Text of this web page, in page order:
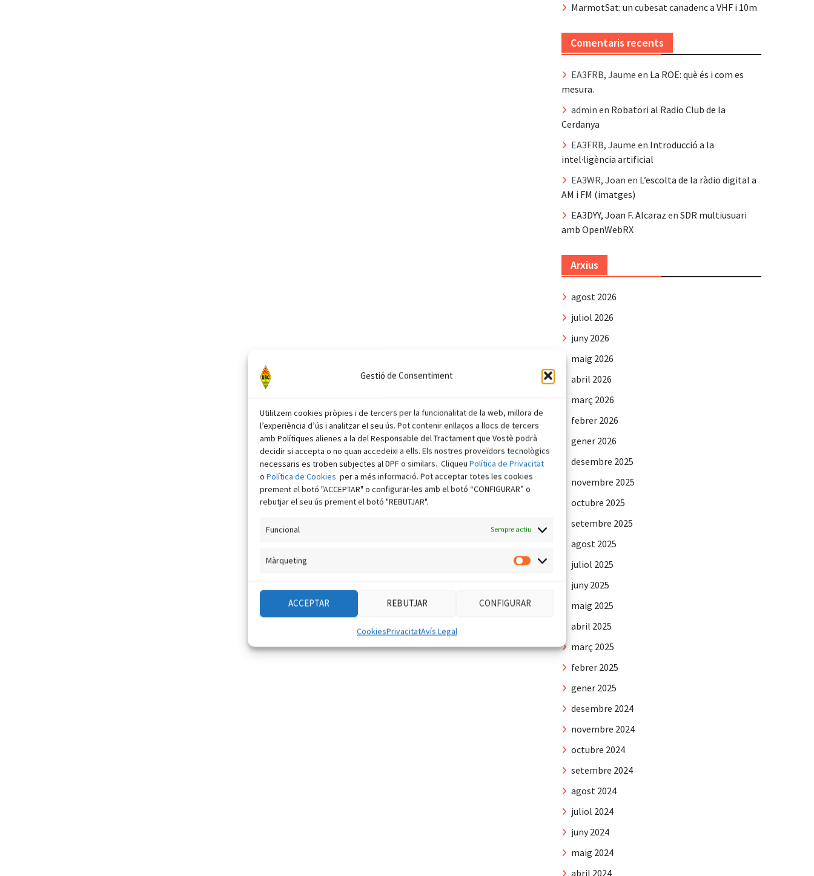
Gestió de Consentiment
Utilitzem cookies pròpies i de tercers per la funcionalitat de la web, millora de
l’experiència d’ús i analitzar el seu ús. Pot contenir enllaços a llocs de tercers
amb Polítiques alienes a la del Responsable del Tractament que Vostè podrà
decidir si accepta o no quan accedeixi a ells. Els nostres proveïdors tecnològics
necessaris es troben subjectes al DPF o similars. Cliqueu Política de Privacitat
o Política de Cookies per a més informació. Pot acceptar totes les cookies
prement el botó "ACCEPTAR" o configurar-les amb el botó “CONFIGURAR” o
rebutjar el seu ús prement el botó "REBUTJAR".
Funcional Sempre actiu
Màrqueting
Màrqueting
ACCEPTAR REBUTJAR CONFIGURAR
CookiesPrivacitatAvís Legal
MarmotSat: un cubesat canadenc a VHF i 10m
Comentaris recents
EA3FRB, Jaume en La ROE: què és i com es
mesura.
admin en Robatori al Radio Club de la
Cerdanya
EA3FRB, Jaume en Introducció a la
intel·ligència artificial
EA3WR, Joan en L’escolta de la ràdio digital a
AM i FM (imatges)
EA3DYY, Joan F. Alcaraz en SDR multiusuari
amb OpenWebRX
Arxius
agost 2026
juliol 2026
juny 2026
maig 2026
abril 2026
març 2026
febrer 2026
gener 2026
desembre 2025
novembre 2025
octubre 2025
setembre 2025
agost 2025
juliol 2025
juny 2025
maig 2025
abril 2025
març 2025
febrer 2025
gener 2025
desembre 2024
novembre 2024
octubre 2024
setembre 2024
agost 2024
juliol 2024
juny 2024
maig 2024
abril 2024